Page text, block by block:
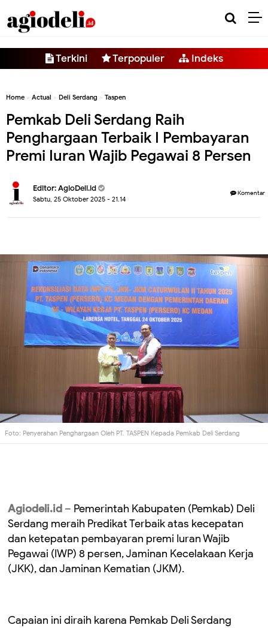
Terkini Terpopuler Indeks
Home » Actual » Deli Serdang » Taspen
Pemkab Deli Serdang Raih
Penghargaan Terbaik I Pembayaran
Premi Iuran Wajib Pegawai 8 Persen
Editor:AgioDeli.id
Sabtu, 25 Oktober 2025 - 21.14
Komentar
Foto: Penyerahan Penghargaan Oleh PT. TASPEN Kepada Pemkab Deli Serdang
Agiodeli.id – Pemerintah Kabupaten (Pemkab) Deli
Serdang meraih Predikat Terbaik atas kecepatan
dan ketepatan pembayaran premi Iuran Wajib
Pegawai (IWP) 8 persen, Jaminan Kecelakaan Kerja
(JKK), dan Jaminan Kematian (JKM).
Capaian ini diraih karena Pemkab Deli Serdang